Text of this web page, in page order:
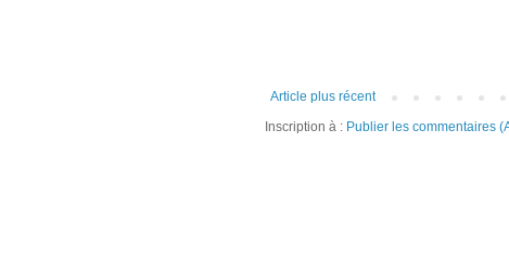
Article plus récent
Inscription à : Publier les commentaires